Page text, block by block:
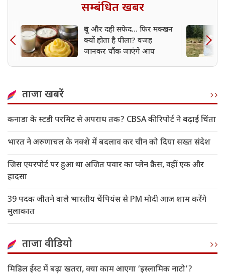
सम्बंधित खबर
दूध और दही सफेद... फिर मक्खन
क्यों होता है पीला? वजह
जानकर चौंक जाएंगे आप
ताजा खबरें
कनाडा के स्टडी परमिट से अपराध तक? CBSA की रिपोर्ट ने बढ़ाई चिंता
भारत ने अरुणाचल के नक्शे में बदलाव कर चीन को दिया सख्त संदेश
जिस एयरपोर्ट पर हुआ था अजित पवार का प्लेन क्रैस, वहीं एक और
हादसा
39 पदक जीतने वाले भारतीय चैंपियंस से PM मोदी आज शाम करेंगे
मुलाकात
ताजा वीडियो
मिडिल ईस्ट में बढ़ा खतरा, क्या काम आएगा ‘इस्लामिक नाटो’?